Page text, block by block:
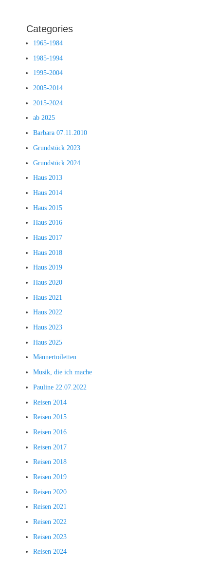
Categories
1965-1984
1985-1994
1995-2004
2005-2014
2015-2024
ab 2025
Barbara 07.11.2010
Grundstück 2023
Grundstück 2024
Haus 2013
Haus 2014
Haus 2015
Haus 2016
Haus 2017
Haus 2018
Haus 2019
Haus 2020
Haus 2021
Haus 2022
Haus 2023
Haus 2025
Männertoiletten
Musik, die ich mache
Pauline 22.07.2022
Reisen 2014
Reisen 2015
Reisen 2016
Reisen 2017
Reisen 2018
Reisen 2019
Reisen 2020
Reisen 2021
Reisen 2022
Reisen 2023
Reisen 2024